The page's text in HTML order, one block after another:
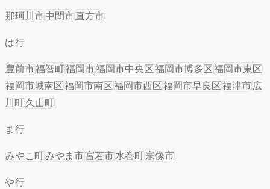
那珂川市中間市直方市
は行
豊前市福智町福岡市福岡市中央区福岡市博多区福岡市東区
福岡市城南区福岡市南区福岡市西区福岡市早良区福津市広
川町久山町
ま行
みやこ町みやま市宮若市水巻町宗像市
や行